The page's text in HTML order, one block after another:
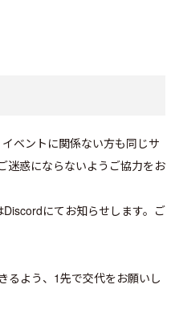
ベントに関係ない方も同じサ
迷惑にならないようご協力をお
にてお知らせします。ご
るよう、1先で交代をお願いし